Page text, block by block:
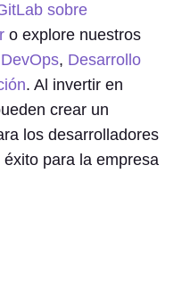
sobre
o explore nuestros
DevOps, Desarrollo
. Al invertir en
crear un
los desarrolladores
para la empresa